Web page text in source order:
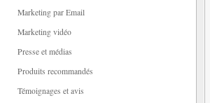
Marketing par Email
Marketing vidéo
Presse et médias
Produits recommandés
Témoignages et avis